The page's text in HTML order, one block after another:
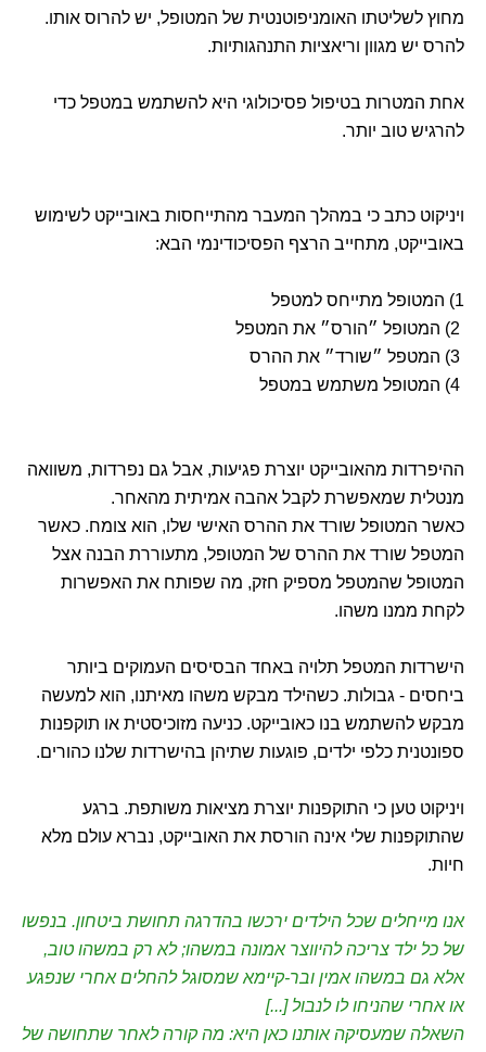
מחוץ לשליטתו האומניפוטנטית של המטופל, יש להרוס אותו.
להרס יש מגוון וריאציות התנהגותיות.
אחת המטרות בטיפול פסיכולוגי היא להשתמש במטפל כדי
להרגיש טוב יותר.
ויניקוט כתב כי במהלך המעבר מהתייחסות באובייקט לשימוש
באובייקט, מתחייב הרצף הפסיכודינמי הבא:
1) המטופל מתייחס למטפל
ההיפרדות מהאובייקט יוצרת פגיעות, אבל גם נפרדות, משוואה
מנטלית שמאפשרת לקבל אהבה אמיתית מהאחר.
כאשר המטופל שורד את ההרס האישי שלו, הוא צומח. כאשר
המטפל שורד את ההרס של המטופל, מתעוררת הבנה אצל
המטופל שהמטפל מספיק חזק, מה שפותח את האפשרות
לקחת ממנו משהו.
הישרדות המטפל תלויה באחד הבסיסים העמוקים ביותר
ביחסים - גבולות. כשהילד מבקש משהו מאיתנו, הוא למעשה
מבקש להשתמש בנו כאובייקט. כניעה מזוכיסטית או תוקפנות
ספונטנית כלפי ילדים, פוגעות שתיהן בהישרדות שלנו כהורים.
ויניקוט טען כי התוקפנות יוצרת מציאות משותפת. ברגע
שהתוקפנות שלי אינה הורסת את האובייקט, נברא עולם מלא
חיות.
אנו מייחלים שכל הילדים ירכשו בהדרגה תחושת ביטחון. בנפשו
של כל ילד צריכה להיווצר אמונה במשהו; לא רק במשהו טוב,
אלא גם במשהו אמין ובר-קיימא שמסוגל להחלים אחרי שנפגע
או אחרי שהניחו לו לנבול [...]
השאלה שמעסיקה אותנו כאן היא: מה קורה לאחר שתחושה של